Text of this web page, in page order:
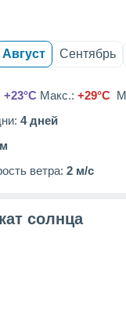
Август Сентябрь
+23°C Макс.: +29°C
4дней
ветра: 2 м/с
солнца